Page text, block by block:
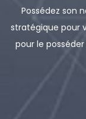
Possédez son
stratégique pour
pour le posséder